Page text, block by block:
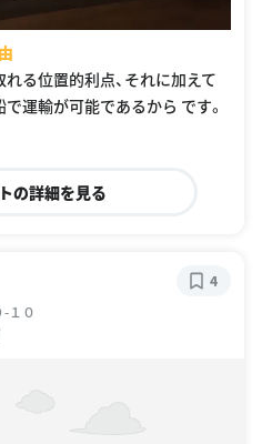
る位置的利点、それに加えて
運輸が可能であるから です。
の詳細を見る
１０
4